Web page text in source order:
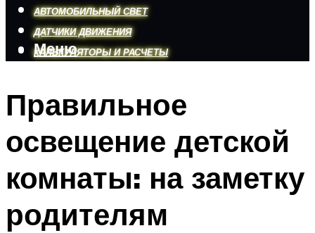
АВТОМОБИЛЬНЫЙ СВЕТ
ДАТЧИКИ ДВИЖЕНИЯ
КАЛЬКУЛЯТОРЫ И РАСЧЕТЫ
Меню
Меню
Правильное
освещение детской
комнаты: на заметку
родителям